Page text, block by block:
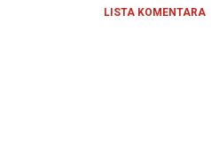
LISTA KOMENTARA